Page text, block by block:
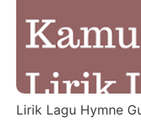
Lirik Lagu Hymne